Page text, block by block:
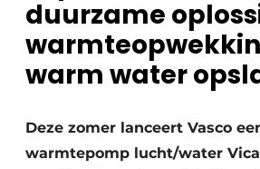
Ventilatie
Warmtepompen
duurzame
warm water
Deze zomer lanceert Vasco
warmtepomp lucht/water Vica